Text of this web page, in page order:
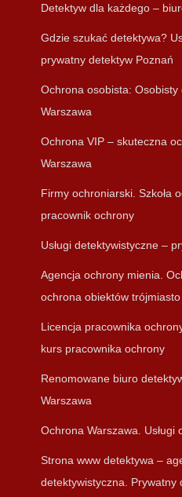
Detektyw dla każdego –
Gdzie szukać detektywa?
prywatny detektyw Poznań
Ochrona osobista:
Warszawa
Ochrona VIP – skuteczna
Warszawa
Firmy ochroniarski. Szkoła
pracownik ochrony
Usługi detektywistyczne –
Agencja ochrony mienia.
ochrona obiektów trójmiasto
Licencja pracownika
kurs pracownika ochrony
Renomowane biuro
Warszawa
Ochrona Warszawa. Usługi
Strona www detektywa –
detektywistyczna. Prywatny